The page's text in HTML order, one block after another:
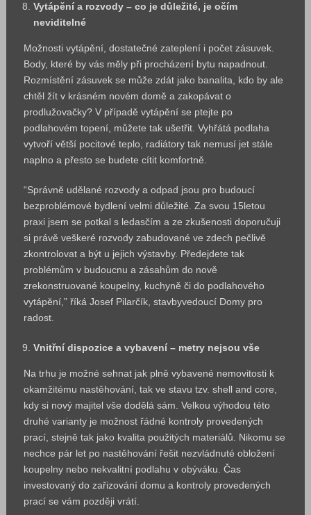
Vytápění a rozvody – co je důležité, je očím
neviditelné
Možnosti vytápění, dostatečné zateplení i počet zásuvek.
Body, které by vás měly při procházení bytu napadnout.
Rozmístění zásuvek se může zdát jako banalita, kdo by ale
chtěl žít v krásném novém domě a zakopávat o
prodlužovačky? V případě vytápění se ptejte po
podlahovém topení, můžete tak ušetřit. Vyhřátá podlaha
vytvoří větší pocitové teplo, radiátory tak nemusí jet stále
naplno a přesto se budete cítit komfortně.
“Správně udělané rozvody a odpad jsou pro budoucí
bezproblémové bydlení velmi důležité. Za svou 15letou
praxi jsem se potkal s ledasčím a ze zkušenosti doporučuji
si právě veškeré rozvody zabudované ve zdech pečlivě
zkontrolovat a být u jejich výstavby. Předejdete tak
problémům v budoucnu a zásahům do nově
zrekonstruované koupelny, kuchyně či do podlahového
vytápění,” říká Josef Pilarčík, stavbyvedoucí Domy pro
radost.
Vnitřní dispozice a vybavení – metry nejsou vše
Na trhu je možné sehnat jak plně vybavené nemovitosti k
okamžitému nastěhování, tak ve stavu tzv. shell and core,
kdy si nový majitel vše dodělá sám. Velkou výhodou této
druhé varianty je možnost řádné kontroly provedených
prací, stejně tak jako kvalita použitých materiálů. Nikomu se
nechce pár let po nastěhování řešit nezvládnuté obložení
koupelny nebo nekvalitní podlahu v obýváku. Čas
investovaný do zařizování domu a kontroly provedených
prací se vám později vrátí.